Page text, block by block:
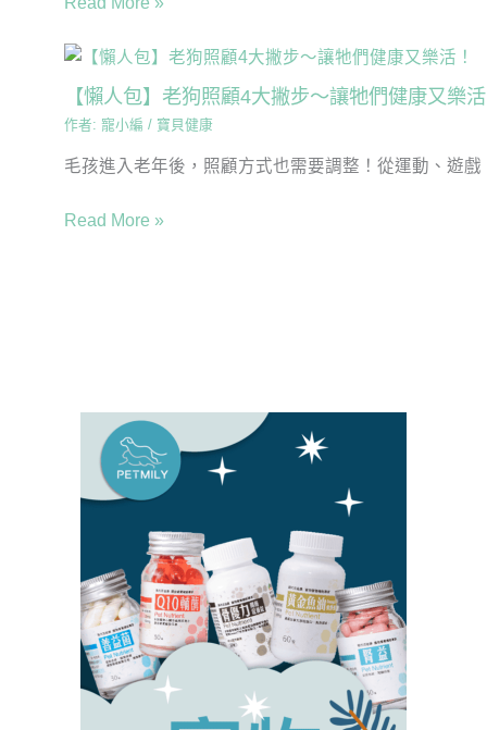
【懶人包】老狗照顧4大撇步～讓牠們健康又樂
作者: 寵小編 / 寶貝健康
毛孩進入老年後，照顧方式也需要調整！從運動、遊
Read More »